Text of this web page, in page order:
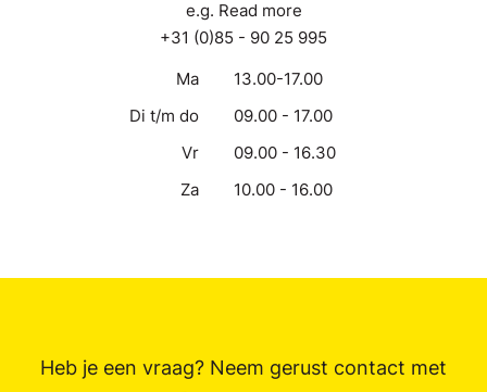
e.g. Read more
+31 (0)85 - 90 25 995
Ma
13.00-17.00
Di t/m do
09.00 - 17.00
Vr
09.00 - 16.30
Za
10.00 - 16.00
Heb je een vraag? Neem gerust contact met